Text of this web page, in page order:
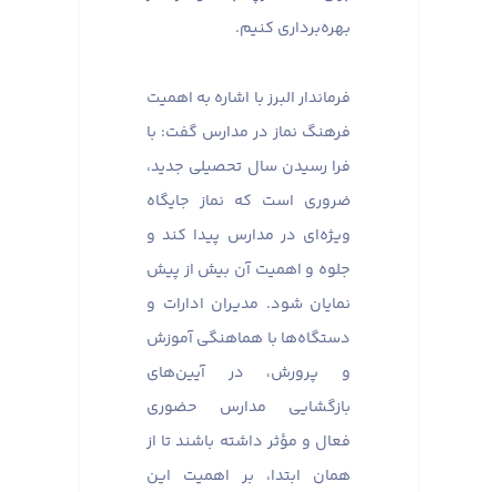
بهره‌برداری کنیم.
فرماندار البرز با اشاره به اهمیت
فرهنگ نماز در مدارس گفت: با
فرا رسیدن سال تحصیلی جدید،
ضروری است که نماز جایگاه
ویژه‌ای در مدارس پیدا کند و
جلوه و اهمیت آن بیش از پیش
نمایان شود. مدیران ادارات و
دستگاه‌ها با هماهنگی آموزش
و پرورش، در آیین‌های
بازگشایی مدارس حضوری
فعال و مؤثر داشته باشند تا از
همان ابتدا، بر اهمیت این